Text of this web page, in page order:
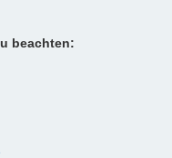
beachten: